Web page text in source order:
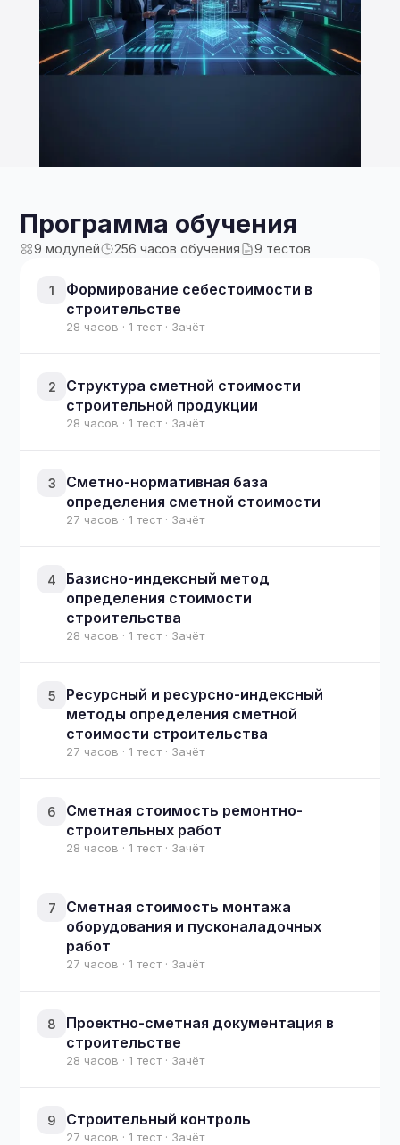
Программа обучения
9 модулей 256 часов обучения 9 тестов
1
Формирование себестоимости в
строительстве
28 часов · 1 тест · Зачёт
2
Структура сметной стоимости
строительной продукции
28 часов · 1 тест · Зачёт
3
Сметно-нормативная база
определения сметной стоимости
27 часов · 1 тест · Зачёт
4
Базисно-индексный метод
определения стоимости
строительства
28 часов · 1 тест · Зачёт
5
Ресурсный и ресурсно-индексный
методы определения сметной
стоимости строительства
27 часов · 1 тест · Зачёт
6
Сметная стоимость ремонтно-
строительных работ
28 часов · 1 тест · Зачёт
7
Сметная стоимость монтажа
оборудования и пусконаладочных
работ
27 часов · 1 тест · Зачёт
8
Проектно-сметная документация в
строительстве
28 часов · 1 тест · Зачёт
9 Строительный контроль
27 часов · 1 тест · Зачёт